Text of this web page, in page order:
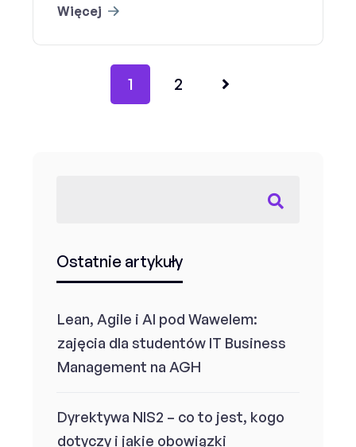
Więcej
1 2
Ostatnie artykuły
Lean, Agile i AI pod Wawelem:
zajęcia dla studentów IT Business
Management na AGH
Dyrektywa NIS2 – co to jest, kogo
dotyczy i jakie obowiązki